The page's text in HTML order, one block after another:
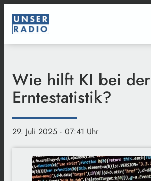
Wie hilft KI bei der
Erntestatistik?
29. Juli 2025 · 07:41 Uhr